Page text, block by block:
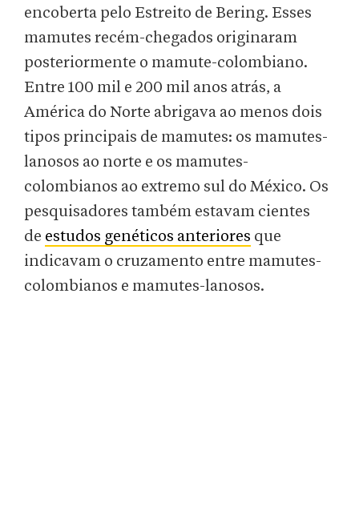
encoberta pelo Estreito de Bering. Esses
mamutes recém-chegados originaram
posteriormente o mamute-colombiano.
Entre 100 mil e 200 mil anos atrás, a
América do Norte abrigava ao menos dois
tipos principais de mamutes: os mamutes-
lanosos ao norte e os mamutes-
colombianos ao extremo sul do México. Os
pesquisadores também estavam cientes
de estudos genéticos anteriores que
indicavam o cruzamento entre mamutes-
colombianos e mamutes-lanosos.